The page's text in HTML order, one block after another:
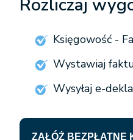
Rozliczaj
Księgowość -
Wystawiaj
Wysyłaj e-
ZAŁÓŻ BEZPŁATNE